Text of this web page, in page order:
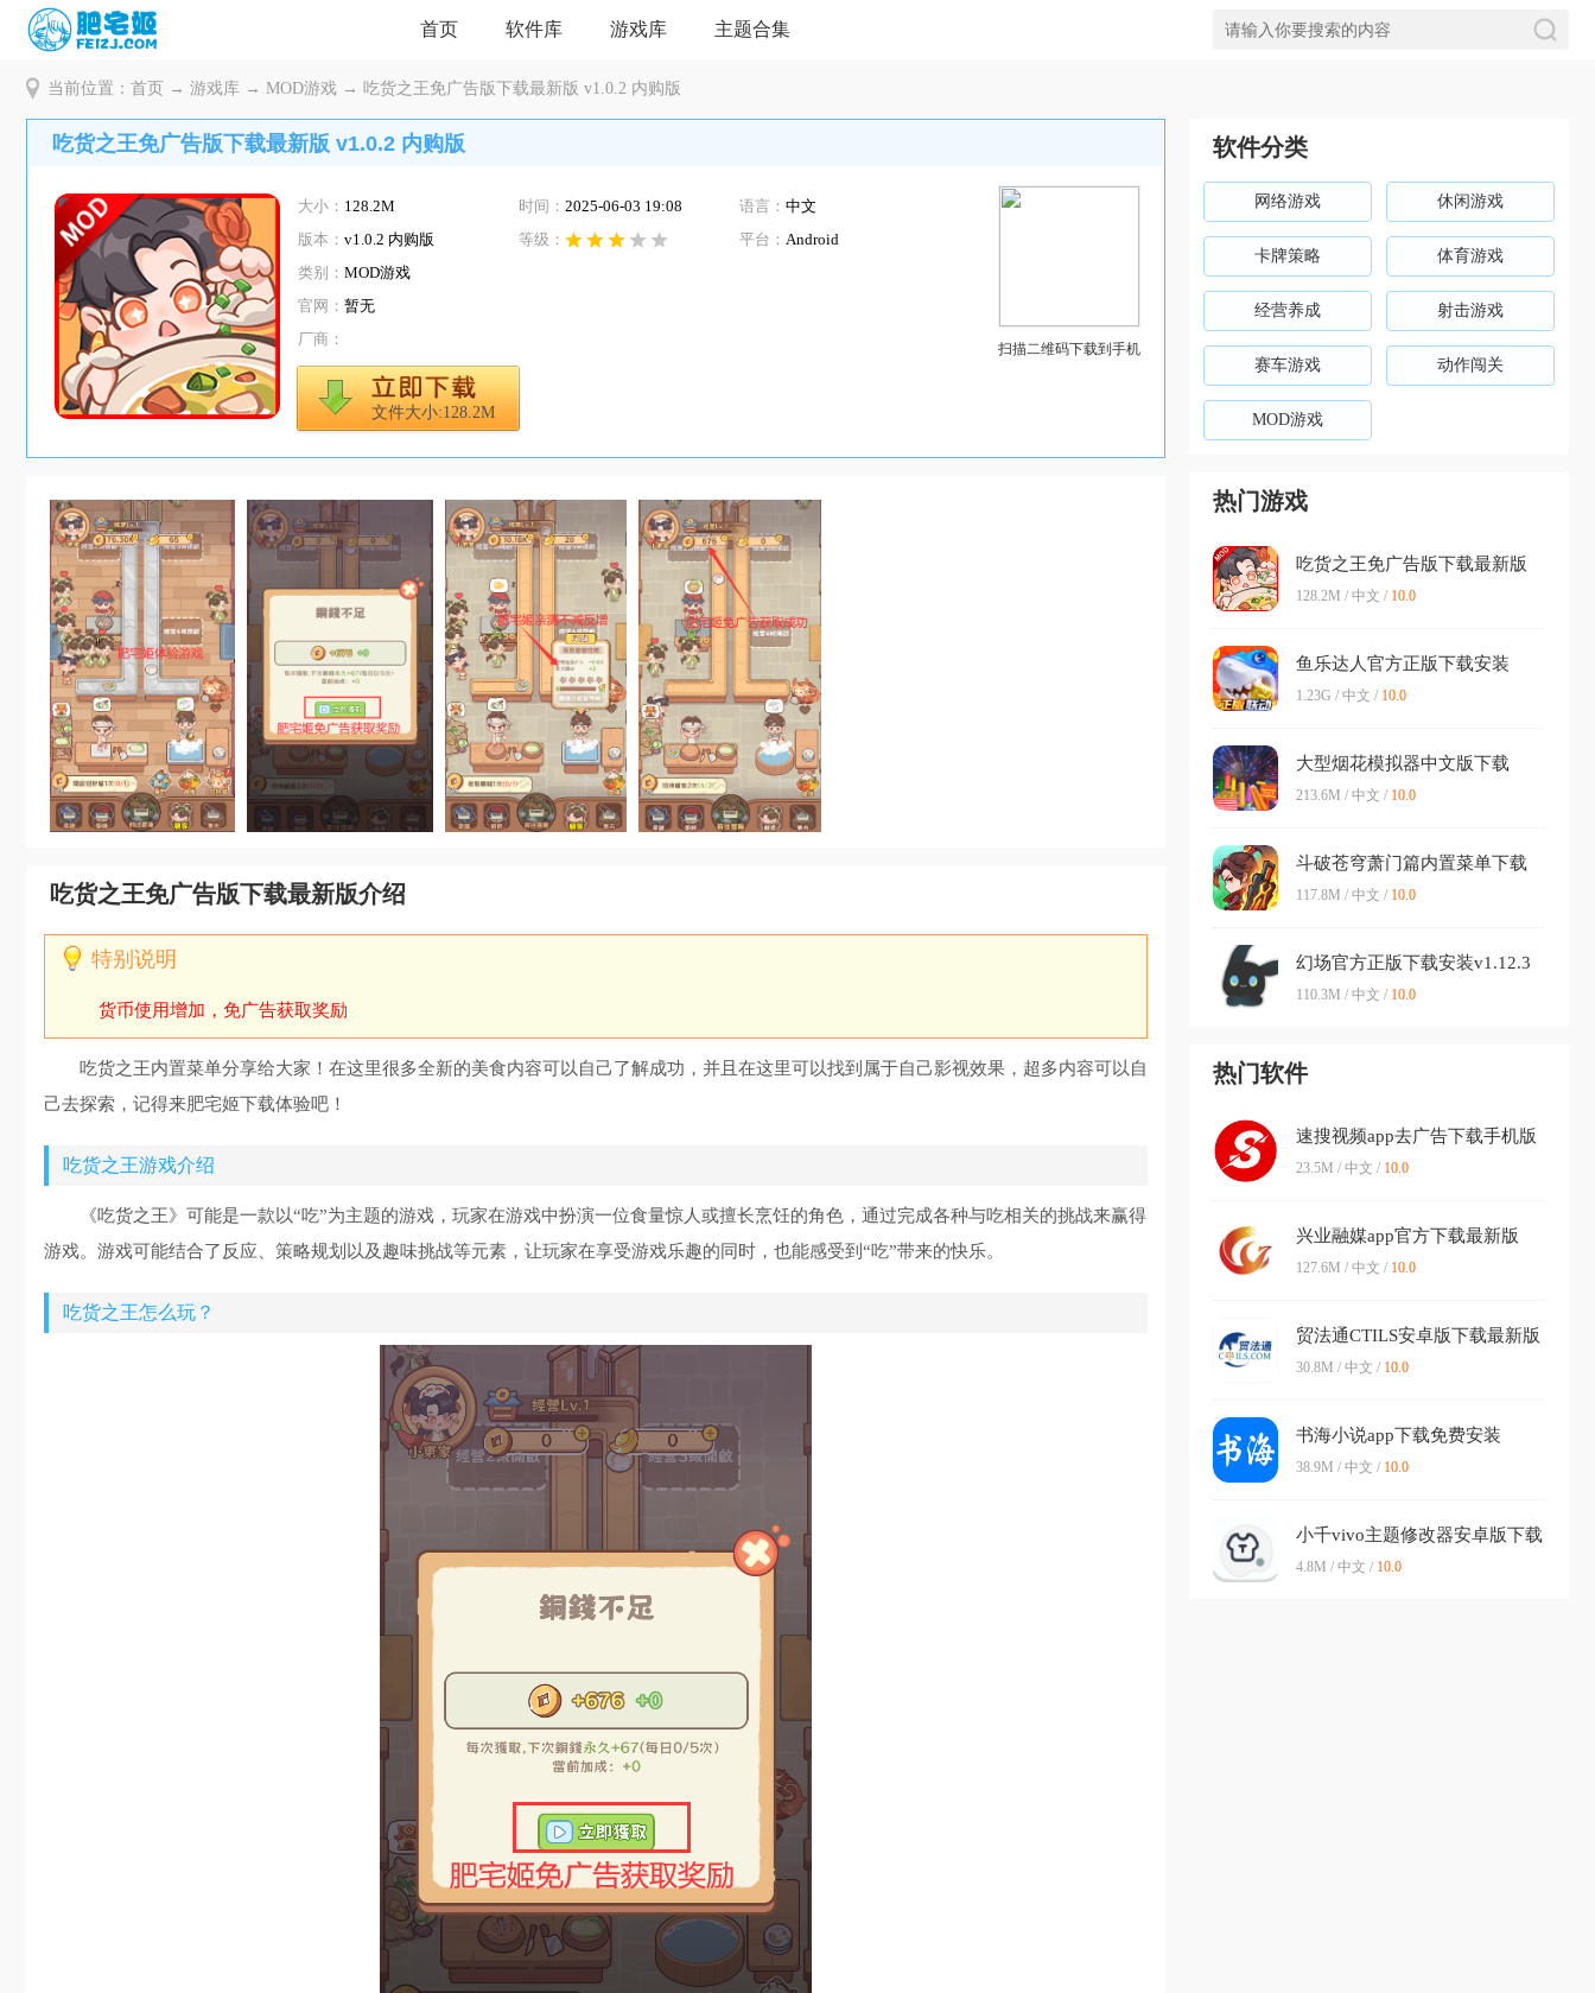
首页 软件库 游戏库 主题合集
当前位置： 首页 → 游戏库 → MOD游戏 → 吃货之王免广告版下载最新版 v1.0.2 内购版
吃货之王免广告版下载最新版 v1.0.2 内购版
大小： 128.2M 时间： 2025-06-03 19:08 语言： 中文
版本： v1.0.2 内购版 等级： 平台： Android
类别： MOD游戏
官网： 暂无
厂商：
文件大小:128.2M
扫描二维码下载到手机
吃货之王免广告版下载最新版介绍
货币使用增加，免广告获取奖励
吃货之王内置菜单分享给大家！在这里很多全新的美食内容可以自己了解成功，并且在这里可以找到属于自己影视效果，超多内容可以自
己去探索，记得来肥宅姬下载体验吧！
吃货之王游戏介绍
《吃货之王》可能是一款以“吃”为主题的游戏，玩家在游戏中扮演一位食量惊人或擅长烹饪的角色，通过完成各种与吃相关的挑战来赢得
游戏。游戏可能结合了反应、策略规划以及趣味挑战等元素，让玩家在享受游戏乐趣的同时，也能感受到“吃”带来的快乐。
吃货之王怎么玩？
软件分类
网络游戏 休闲游戏
卡牌策略 体育游戏
经营养成 射击游戏
赛车游戏 动作闯关
MOD游戏
热门游戏
吃货之王免广告版下载最新版
v1.0.2 内购版
128.2M / 中文 / 10.0
鱼乐达人官方正版下载安装
v1.1.7 免费版
1.23G / 中文 / 10.0
大型烟花模拟器中文版下载
v2025.2.1 最新版本
213.6M / 中文 / 10.0
斗破苍穹萧门篇内置菜单下载
v1.1.5 免广告版
117.8M / 中文 / 10.0
幻场官方正版下载安装v1.12.3
安卓版
110.3M / 中文 / 10.0
热门软件
速搜视频app去广告下载手机版
v1.2.3 安卓版
23.5M / 中文 / 10.0
兴业融媒app官方下载最新版
v2.4.190 手机版
127.6M / 中文 / 10.0
贸法通CTILS安卓版下载最新版
v1.2.5 手机版
30.8M / 中文 / 10.0
书海小说app下载免费安装
v3.22.021721 官方版
38.9M / 中文 / 10.0
小千vivo主题修改器安卓版下载
v10.0.0 最新版本
4.8M / 中文 / 10.0